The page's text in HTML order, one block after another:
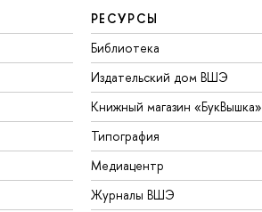
РЕСУРСЫ
Библиотека
Издательский дом ВШЭ
Книжный магазин «БукВышка»
Типография
Медиацентр
Журналы ВШЭ